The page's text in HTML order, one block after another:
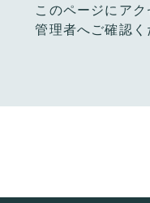
このページにアク
管理者へご確認く